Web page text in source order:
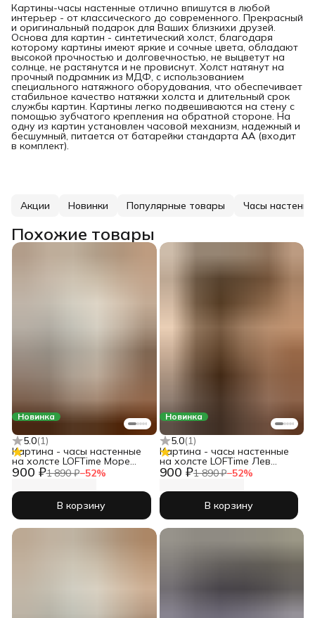
Картины-часы настенные отлично впишутся в любой
интерьер - от классического до современного. Прекрасный
и оригинальный подарок для Ваших близкихи друзей.
Основа для картин - синтетический холст, благодаря
которому картины имеют яркие и сочные цвета, обладают
высокой прочностью и долговечностью, не выцветут на
солнце, не растянутся и не провиснут. Холст натянут на
прочный подрамник из МДФ, с использованием
специального натяжного оборудования, что обеспечивает
стабильное качество натяжки холста и длительный срок
службы картин. Картины легко подвешиваются на стену с
помощью зубчатого крепления на обратной стороне. На
одну из картин установлен часовой механизм, надежный и
бесшумный, питается от батарейки стандарта АА (входит
в комплект).
Акции Новинки Популярные товары Часы
Похожие товары
Новинка
5.0(1)
900 ₽1 890 ₽−52%
Картина - часы настенные
на холсте LOFTime Море
закат масло Ч-725-3555
В корзину
Новинка
5.0(1)
900 ₽1 890 ₽−52%
Картина - часы настенные
на холсте LOFTime Лев
львица любовь Ч-679-3555
В корзину